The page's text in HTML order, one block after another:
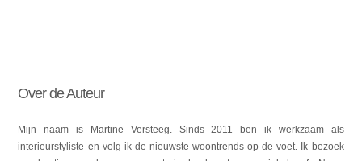
Over de Auteur
Mijn naam is Martine Versteeg. Sinds 2011 ben ik werkzaam als
interieurstyliste en volg ik de nieuwste woontrends op de voet. Ik bezoek